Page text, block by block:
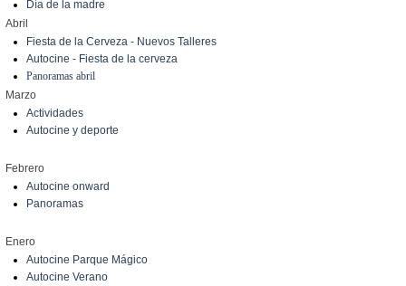
Día de la madre
Abril
Fiesta de la Cerveza - Nuevos Talleres
Autocine - Fiesta de la cerveza
Panoramas abril
Marzo
Actividades
Autocine y deporte
Febrero
Autocine onward
Panoramas
Enero
Autocine Parque Mágico
Autocine Verano